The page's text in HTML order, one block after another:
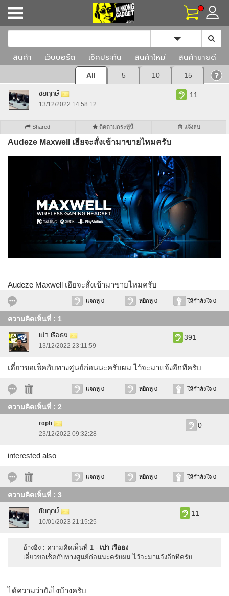
Toggle
สินค้า เว็บบอร์ด เช็คประกัน สินค้าใหม่ สินค้าขายดี
All 5 10 15
ชัยฤกษ์
13/12/2022 14:58:12
11
Shared ติดตามกระทู้นี้ แจ้งลบ
Audeze Maxwell เฮียจะสั่งเข้ามาขายไหมครับ
Audeze Maxwell เฮียจะสั่งเข้ามาขายไหมครับ
แจกหู 0 หยิกหู 0 ให้กำลังใจ 0
ความคิดเห็นที่ : 1
เปา เรือธง
13/12/2022 23:11:59
391
เดี๋ยวขอเช็คกับทางศูนย์ก่อนนะครับผม ไว้จะมาแจ้งอีกทีครับ
แจกหู 0 หยิกหู 0 ให้กำลังใจ 0
ความคิดเห็นที่ : 2
raph
23/12/2022 09:32:28
0
interested also
แจกหู 0 หยิกหู 0 ให้กำลังใจ 0
ความคิดเห็นที่ : 3
ชัยฤกษ์
10/01/2023 21:15:25
11
อ้างอิง : ความคิดเห็นที่ 1 - เปา เรือธง
เดี๋ยวขอเช็คกับทางศูนย์ก่อนนะครับผม ไว้จะมาแจ้งอีกทีครับ
ได้ความว่ายังไงบ้างครับ